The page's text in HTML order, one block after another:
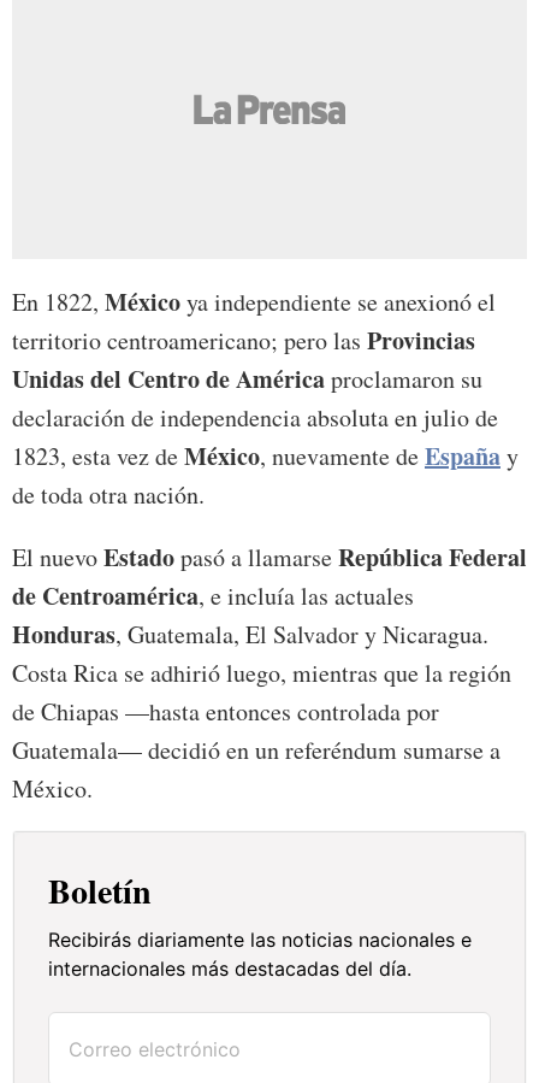
En 1822, Méxicoya independiente se anexionó el
territorio centroamericano; pero las Provincias
Unidas del Centro de Américaproclamaron su
declaración de independencia absoluta en julio de
1823, esta vez deMéxico, nuevamente deEspañay
de toda otra nación.
El nuevoEstadopasó a llamarseRepública Federal
de Centroamérica, e incluía las actuales
Honduras, Guatemala, El Salvador y Nicaragua.
Costa Rica se adhirió luego, mientras que la región
de Chiapas —hasta entonces controlada por
Guatemala— decidió en un referéndum sumarse a
México.
Boletín
Recibirás diariamente las noticias nacionales e
internacionales más destacadas del día.